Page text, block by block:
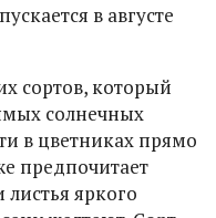
в августе
сортов, который
солнечных
в цветниках прямо
предпочитает
листья яркого